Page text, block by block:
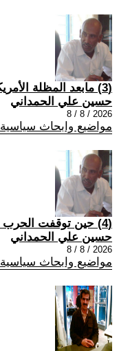
(3) مابعد المظلة الأمريكية
حسين علي الحمداني
2026 / 8 / 8
مواضيع وابحاث سياسية
(4) حين توقفت الحرب .. ٨ اب ١٩٨٨
حسين علي الحمداني
2026 / 8 / 8
مواضيع وابحاث سياسية